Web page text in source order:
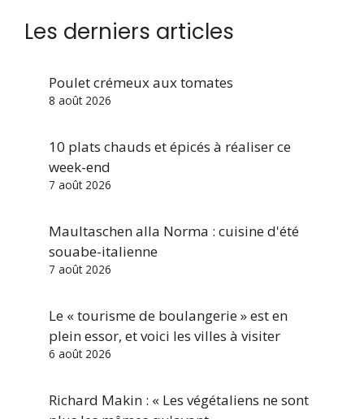
Les derniers articles
Poulet crémeux aux tomates
8 août 2026
10 plats chauds et épicés à réaliser ce
week-end
7 août 2026
Maultaschen alla Norma : cuisine d'été
souabe-italienne
7 août 2026
Le « tourisme de boulangerie » est en
plein essor, et voici les villes à visiter
6 août 2026
Richard Makin : « Les végétaliens ne sont